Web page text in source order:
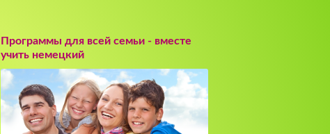
Программы для всей семьи - вместе
учить немецкий